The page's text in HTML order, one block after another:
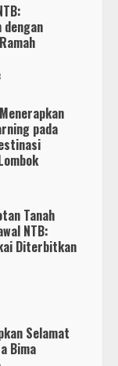
dengan
pada
Tanah
NTB:
Diterbitkan
Selamat
Bima